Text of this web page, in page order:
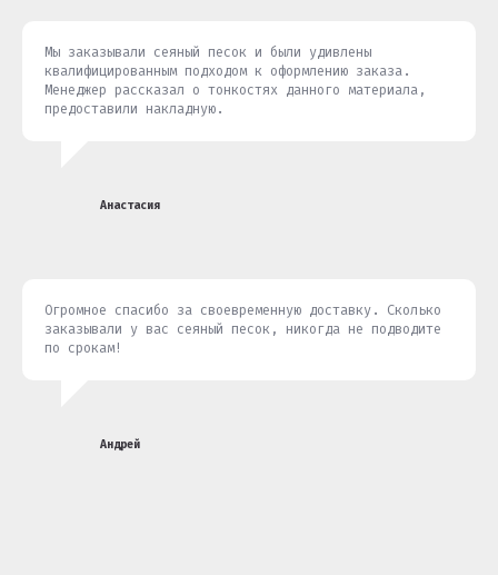
Мы заказывали сеяный песок и были удивлены
квалифицированным подходом к оформлению заказа.
Менеджер рассказал о тонкостях данного материала,
предоставили накладную.
Анастасия
Огромное спасибо за своевременную доставку. Сколько
заказывали у вас сеяный песок, никогда не подводите
по срокам!
Андрей